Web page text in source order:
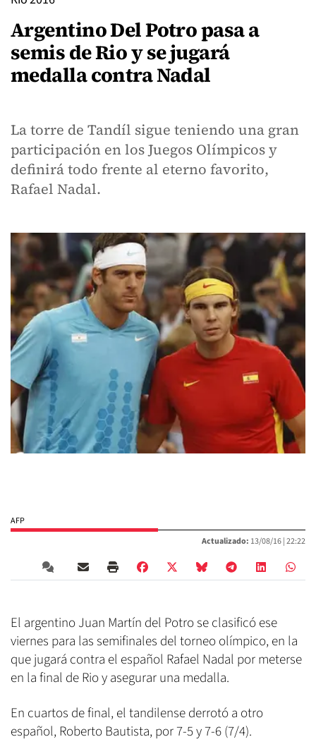
Argentino Del Potro pasa a
semis de Rio y se jugará
medalla contra Nadal
La torre de Tandíl sigue teniendo una gran
participación en los Juegos Olímpicos y
definirá todo frente al eterno favorito,
Rafael Nadal.
AFP
Actualizado: 13/08/16 |22:22
El argentino Juan Martín del Potro se clasificó ese
viernes para las semifinales del torneo olímpico, en la
que jugará contra el español Rafael Nadal por meterse
en la final de Rio y asegurar una medalla.
En cuartos de final, el tandilense derrotó a otro
español, Roberto Bautista, por 7-5 y 7-6 (7/4).